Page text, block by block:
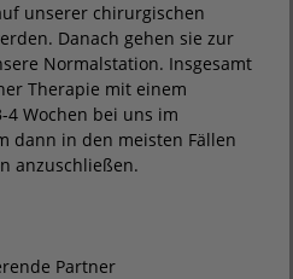
unserer chirurgischen
Danach gehen sie zur
Normalstation. Insgesamt
Therapie mit einem
Wochen bei uns im
dann in den meisten Fällen
anzuschließen.
Partner